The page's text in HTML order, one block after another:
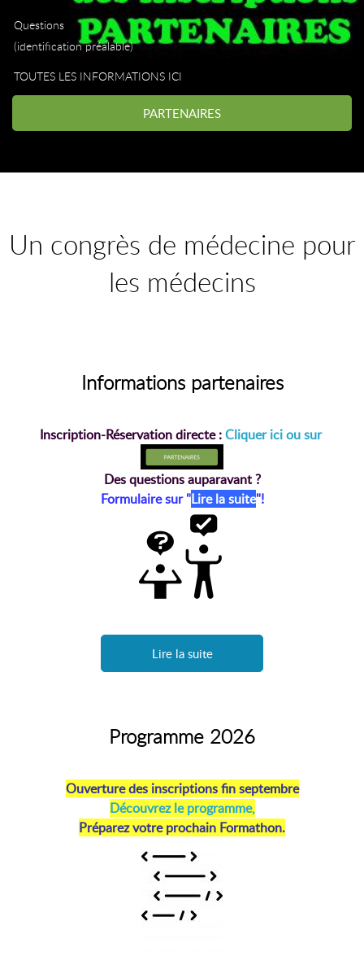
Questions
(identification préalable)
TOUTES LES INFORMATIONS ICI
PARTENAIRES
Un congrès de médecine pour
les médecins
Informations partenaires
Inscription-Réservation directe :Cliquer ici ou sur
Des questions auparavant ?
Formulaire sur "Lire la suite"!
Lire la suite
Programme 2026
Ouverture des inscriptions fin septembre
Découvrez le programme,
Préparez votre prochain Formathon.